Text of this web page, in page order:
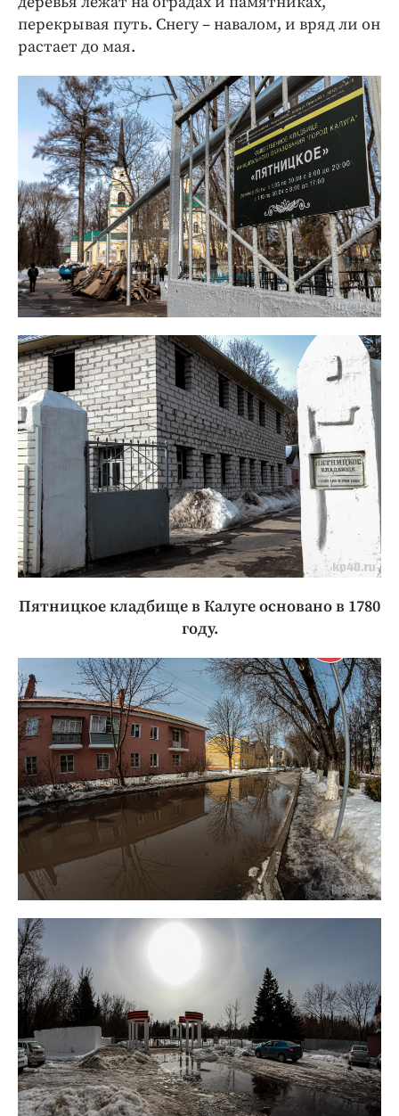
перекрывая путь. Снегу – навалом, и вряд ли он
растает до мая.
Пятницкое кладбище в Калуге основано в 1780
году.